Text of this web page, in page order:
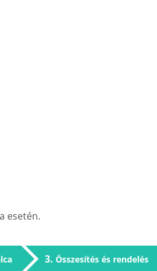
esetén.
3 Összesítés és rendelés